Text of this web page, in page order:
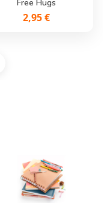
Free Hugs
2,95 €
Hippo - Erasable Pen
Legami